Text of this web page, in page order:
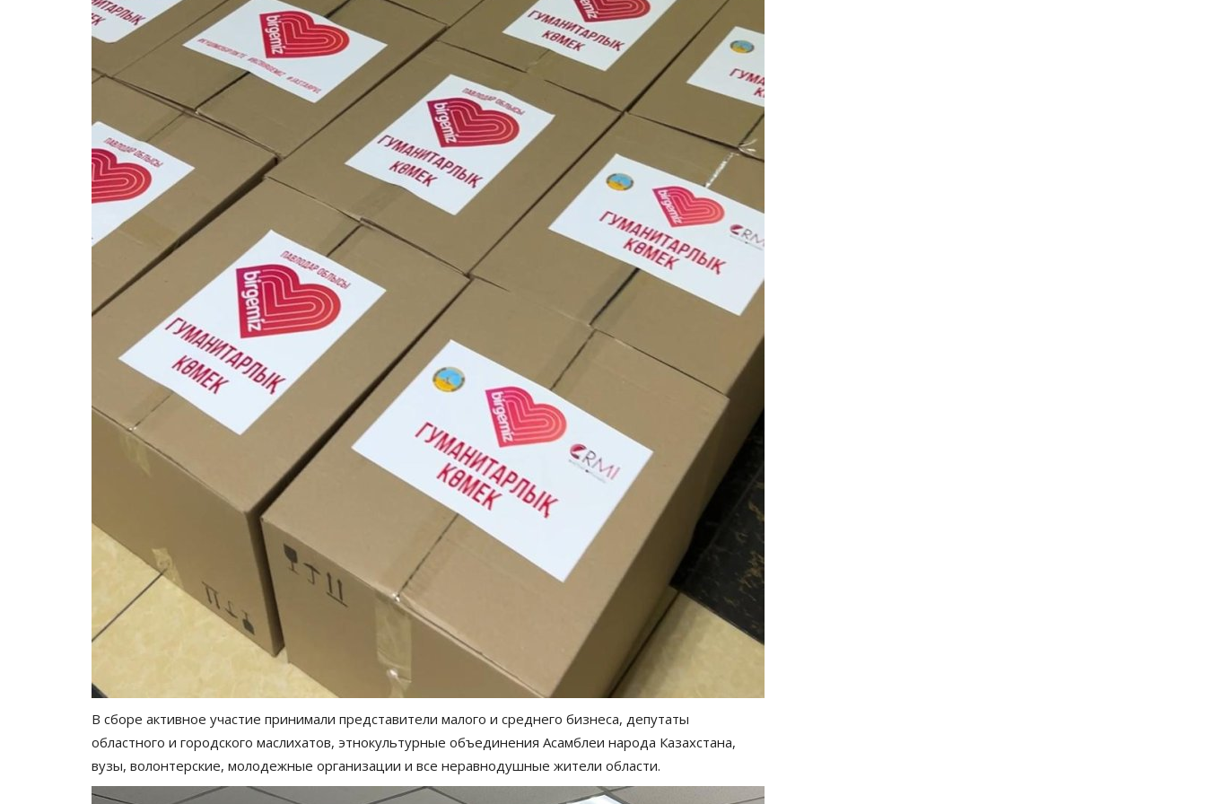
В сборе активное участие принимали представители малого и среднего бизнеса, депутаты
областного и городского маслихатов, этнокультурные объединения Асамблеи народа Казахстана,
вузы, волонтерские, молодежные организации и все неравнодушные жители области.